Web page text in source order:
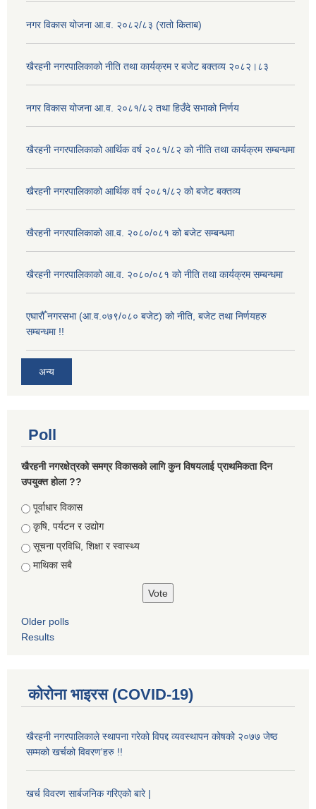
नगर विकास योजना आ.व. २०८२/८३ (रातो किताब)
खैरहनी नगरपालिकाको नीति तथा कार्यक्रम र बजेट बक्तव्य २०८२।८३
नगर विकास योजना आ.व. २०८१/८२ तथा हिउँदे सभाको निर्णय
खैरहनी नगरपालिकाको आर्थिक वर्ष २०८१/८२ को नीति तथा कार्यक्रम सम्बन्धमा
खैरहनी नगरपालिकाको आर्थिक वर्ष २०८१/८२ को बजेट बक्तव्य
खैरहनी नगरपालिकाको आ.व. २०८०/०८१ को बजेट सम्बन्धमा
खैरहनी नगरपालिकाको आ.व. २०८०/०८१ को नीति तथा कार्यक्रम सम्बन्धमा
एघारौँ नगरसभा (आ.व.०७९/०८० बजेट) को नीति, बजेट तथा निर्णयहरु
सम्बन्धमा !!
अन्य
Poll
खैरहनी नगरक्षेत्रको समग्र विकासको लागि कुन विषयलाई प्राथमिकता दिन
उपयुक्त होला ??
Choices
पूर्वाधार विकास
कृषि, पर्यटन र उद्योग
सूचना प्रविधि, शिक्षा र स्वास्थ्य
माथिका सबै
Older polls
Results
कोरोना भाइरस (COVID-19)
खैरहनी नगरपालिकाले स्थापना गरेको विपद्द व्यवस्थापन कोषको २०७७ जेष्ठ
सम्मको खर्चको विवरण'हरु !!
खर्च विवरण सार्बजनिक गरिएको बारे |